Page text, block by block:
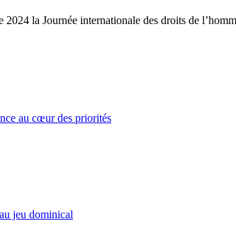
la Journée internationale des droits de
au cœur des priorités
jeu dominical